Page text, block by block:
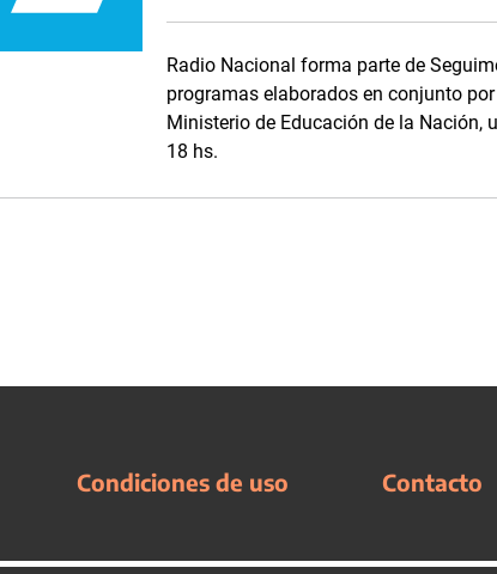
Radio Nacional forma parte de
programas elaborados en conjunto
Ministerio de Educación de la Nación,
18 hs.
Condiciones de uso Contacto